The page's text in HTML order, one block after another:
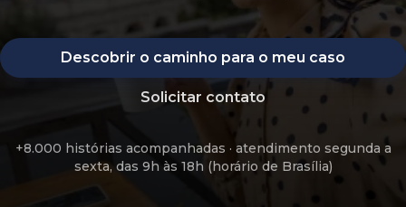
Descobrir o caminho para o meu caso
Solicitar contato
+8.000 histórias acompanhadas · atendimento segunda a
sexta, das 9h às 18h (horário de Brasília)